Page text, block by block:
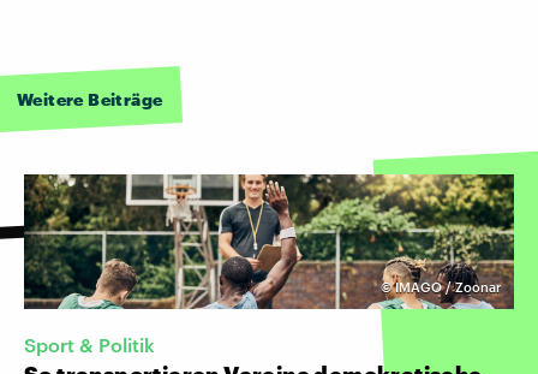
Weitere Beiträge
©IMAGO / Zoonar
Sport & Politik